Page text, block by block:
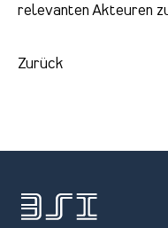
relevanten Akteuren
Zurück